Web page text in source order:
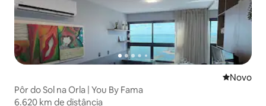
Pôr do Sol na Orla | You By Fama
6.620 km de distância
6.620 km de distância
Novo
Novo